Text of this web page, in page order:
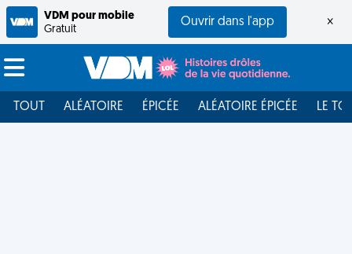
VDM pour mobile
Gratuit
Ouvrir dans l'app ×
TOUT ALÉATOIRE ÉPICÉE ALÉATOIRE ÉPICÉE LE